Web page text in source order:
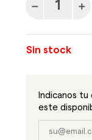
Sin stock
Indicanos
este